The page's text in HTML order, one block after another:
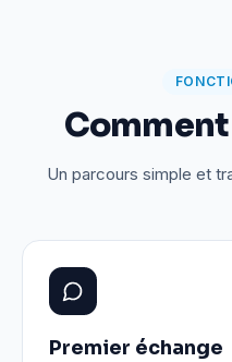
Comment
Un parcours simple et
Premier échange